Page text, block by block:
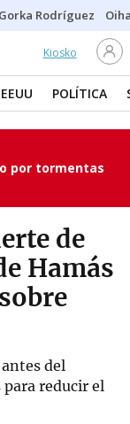
Gorka Rodríguez
Kiosko
POLÍTICA
por tormentas
de
Hamás
del
reducir el